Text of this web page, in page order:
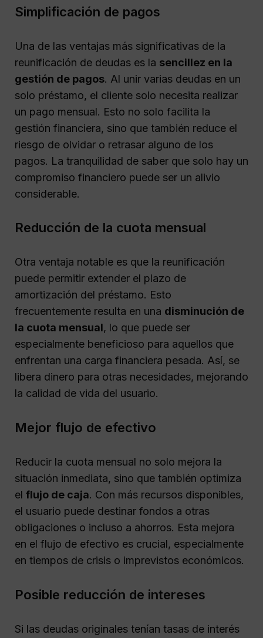
Simplificación de pagos
Una de las ventajas más significativas de la
reunificación de deudas es la sencillez en la
gestión de pagos. Al unir varias deudas en un
solo préstamo, el cliente solo necesita realizar
un pago mensual. Esto no solo facilita la
gestión financiera, sino que también reduce el
riesgo de olvidar o retrasar alguno de los
pagos. La tranquilidad de saber que solo hay un
compromiso financiero puede ser un alivio
considerable.
Reducción de la cuota mensual
Otra ventaja notable es que la reunificación
puede permitir extender el plazo de
amortización del préstamo. Esto
frecuentemente resulta en una disminución de
la cuota mensual, lo que puede ser
especialmente beneficioso para aquellos que
enfrentan una carga financiera pesada. Así, se
libera dinero para otras necesidades, mejorando
la calidad de vida del usuario.
Mejor flujo de efectivo
Reducir la cuota mensual no solo mejora la
situación inmediata, sino que también optimiza
el flujo de caja. Con más recursos disponibles,
el usuario puede destinar fondos a otras
obligaciones o incluso a ahorros. Esta mejora
en el flujo de efectivo es crucial, especialmente
en tiempos de crisis o imprevistos económicos.
Posible reducción de intereses
Si las deudas originales tenían tasas de interés